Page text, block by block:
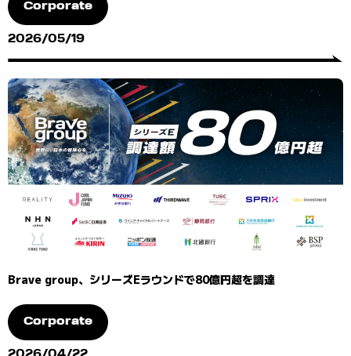
Corporate
2026/05/19
Brave group、シリーズEラウンドで80億円超を調達
Corporate